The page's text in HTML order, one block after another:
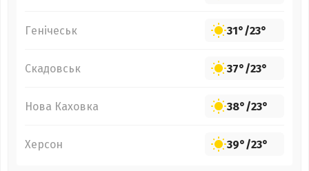
Генічеськ 31°/23°
Скадовськ 37°/23°
Нова Каховка 38°/23°
Херсон 39°/23°